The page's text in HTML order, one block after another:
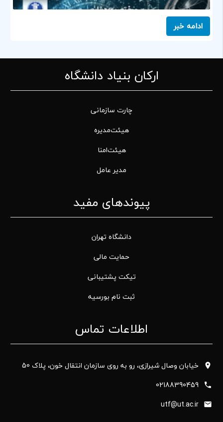
ادامه خبر
ارکان بنیاد دانشگاه
چارت سازمانی
هیئت‌مدیره
هیئت‌امنا
مدیر عامل
پیوندهای مفید
دانشگاه تهران
حمایت مالی
تیکت پشتیبانی
ثبت نام بورسیه
اطلاعات تماس
خیابان وصال شیرازی، رو به روی سازمان انتقال خون، پلاک 50
02188390459
utf@ut.ac.ir